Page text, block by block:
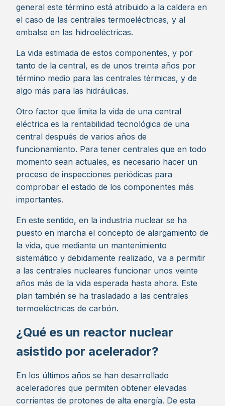
general este término está atribuido a la caldera en
el caso de las centrales termoeléctricas, y al
embalse en las hidroeléctricas.
La vida estimada de estos componentes, y por
tanto de la central, es de unos treinta años por
término medio para las centrales térmicas, y de
algo más para las hidráulicas.
Otro factor que limita la vida de una central
eléctrica es la rentabilidad tecnológica de una
central después de varios años de
funcionamiento. Para tener centrales que en todo
momento sean actuales, es necesario hacer un
proceso de inspecciones periódicas para
comprobar el estado de los componentes más
importantes.
En este sentido, en la industria nuclear se ha
puesto en marcha el concepto de alargamiento de
la vida, que mediante un mantenimiento
sistemático y debidamente realizado, va a permitir
a las centrales nucleares funcionar unos veinte
años más de la vida esperada hasta ahora. Este
plan también se ha trasladado a las centrales
termoeléctricas de carbón.
¿Qué es un reactor nuclear
asistido por acelerador?
En los últimos años se han desarrollado
aceleradores que permiten obtener elevadas
corrientes de protones de alta energía. De esta